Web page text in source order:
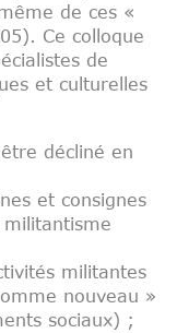
de ces «
Ce colloque
de
et culturelles
décliné en
et consignes
militantes
nouveau »
sociaux) ;